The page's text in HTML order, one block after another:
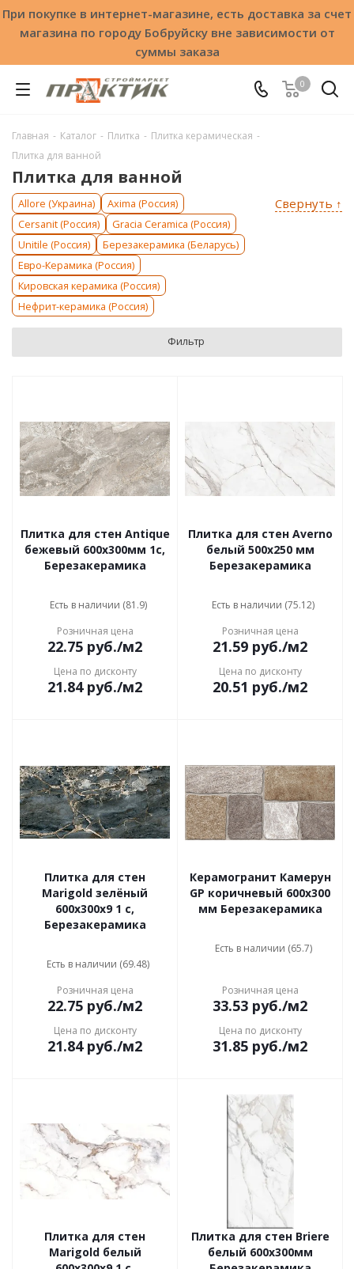
При покупке в интернет-магазине, есть доставка за счет
магазина по городу Бобруйску вне зависимости от
суммы заказа
0
Главная - Каталог - Плитка - Плитка керамическая -
Плитка для ванной
Плитка для ванной
Свернуть ↑
Allore (Украина)
Axima (Россия)
Cersanit (Россия)
Gracia Ceramica (Россия)
Unitile (Россия)
Березакерамика (Беларусь)
Евро-Керамика (Россия)
Кировская керамика (Россия)
Нефрит-керамика (Россия)
Фильтр
Плитка для стен Antique
бежевый 600x300мм 1с,
Березакерамика
Есть в наличии (81.9)
Розничная цена
22.75 руб./м2
Цена по дисконту
21.84руб./м2
Плитка для стен Averno
белый 500x250 мм
Березакерамика
Есть в наличии (75.12)
Розничная цена
21.59 руб./м2
Цена по дисконту
20.51 руб./м2
Плитка для стен
Marigold зелёный
600х300х9 1 с,
Березакерамика
Есть в наличии (69.48)
Розничная цена
22.75 руб./м2
Цена по дисконту
21.84руб./м2
Керамогранит Камерун
GP коричневый 600x300
мм Березакерамика
Есть в наличии (65.7)
Розничная цена
33.53 руб./м2
Цена по дисконту
31.85 руб./м2
Плитка для стен
Marigold белый
Плитка для стен Briere
белый 600x300мм